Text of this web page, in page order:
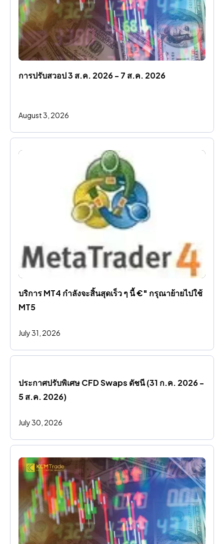
การปรับสวอป 3 ส.ค. 2026 - 7 ส.ค. 2026
August 3, 2026
บริการ MT4 กําลังจะสิ้นสุดเร็ว ๆ นี้ €" กรุณาย้ายไปใช้
MT5
July 31, 2026
ประกาศปรับพิเศษ CFD Swaps ดัชนี (31 ก.ค. 2026 -
5 ส.ค. 2026)
July 30, 2026